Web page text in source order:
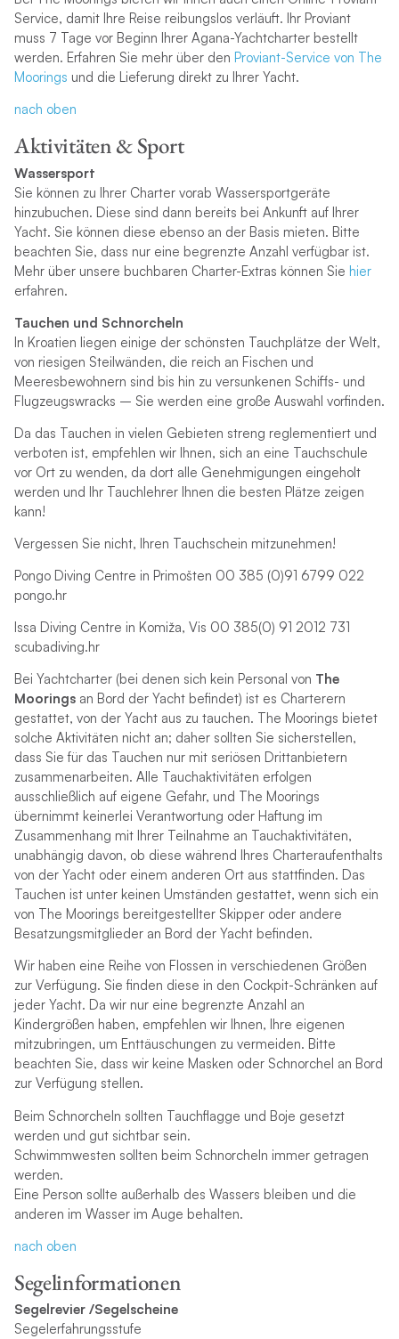
Service, damit Ihre Reise reibungslos verläuft. Ihr Proviant
muss 7 Tage vor Beginn Ihrer Agana-Yachtcharter bestellt
werden. Erfahren Sie mehr über den Proviant-Service von The
Moorings und die Lieferung direkt zu Ihrer Yacht.
nach oben
Aktivitäten & Sport
Wassersport
Sie können zu Ihrer Charter vorab Wassersportgeräte
hinzubuchen. Diese sind dann bereits bei Ankunft auf Ihrer
Yacht. Sie können diese ebenso an der Basis mieten. Bitte
beachten Sie, dass nur eine begrenzte Anzahl verfügbar ist.
Mehr über unsere buchbaren Charter-Extras können Sie hier
erfahren.
Tauchen und Schnorcheln
In Kroatien liegen einige der schönsten Tauchplätze der Welt,
von riesigen Steilwänden, die reich an Fischen und
Meeresbewohnern sind bis hin zu versunkenen Schiffs- und
Flugzeugswracks – Sie werden eine große Auswahl vorfinden.
Da das Tauchen in vielen Gebieten streng reglementiert und
verboten ist, empfehlen wir Ihnen, sich an eine Tauchschule
vor Ort zu wenden, da dort alle Genehmigungen eingeholt
werden und Ihr Tauchlehrer Ihnen die besten Plätze zeigen
kann!
Vergessen Sie nicht, Ihren Tauchschein mitzunehmen!
Pongo Diving Centre in Primošten 00 385 (0)91 6799 022
pongo.hr
Issa Diving Centre in Komiža, Vis 00 385(0) 91 2012 731
scubadiving.hr
Bei Yachtcharter (bei denen sich kein Personal von The
Mooringsan Bord der Yacht befindet) ist es Charterern
gestattet, von der Yacht aus zu tauchen. The Moorings bietet
solche Aktivitäten nicht an; daher sollten Sie sicherstellen,
dass Sie für das Tauchen nur mit seriösen Drittanbietern
zusammenarbeiten. Alle Tauchaktivitäten erfolgen
ausschließlich auf eigene Gefahr, und The Moorings
übernimmt keinerlei Verantwortung oder Haftung im
Zusammenhang mit Ihrer Teilnahme an Tauchaktivitäten,
unabhängig davon, ob diese während Ihres Charteraufenthalts
von der Yacht oder einem anderen Ort aus stattfinden. Das
Tauchen ist unter keinen Umständen gestattet, wenn sich ein
von The Moorings bereitgestellter Skipper oder andere
Besatzungsmitglieder an Bord der Yacht befinden.
Wir haben eine Reihe von Flossen in verschiedenen Größen
zur Verfügung. Sie finden diese in den Cockpit-Schränken auf
jeder Yacht. Da wir nur eine begrenzte Anzahl an
Kindergrößen haben, empfehlen wir Ihnen, Ihre eigenen
mitzubringen, um Enttäuschungen zu vermeiden. Bitte
beachten Sie, dass wir keine Masken oder Schnorchel an Bord
zur Verfügung stellen.
Beim Schnorcheln sollten Tauchflagge und Boje gesetzt
werden und gut sichtbar sein.
Schwimmwesten sollten beim Schnorcheln immer getragen
werden.
Eine Person sollte außerhalb des Wassers bleiben und die
anderen im Wasser im Auge behalten.
nach oben
Segelinformationen
Segelrevier /Segelscheine
Segelerfahrungsstufe